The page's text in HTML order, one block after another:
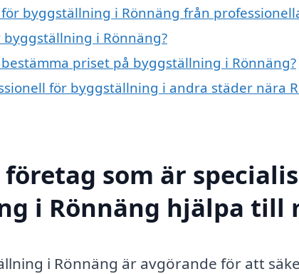
byggställning i Rönnäng från
i Rönnäng?
priset på byggställning i Rönnäng?
för byggställning i andra städer nära
som är
i Rönnäng hjälpa till
i Rönnäng är avgörande för att